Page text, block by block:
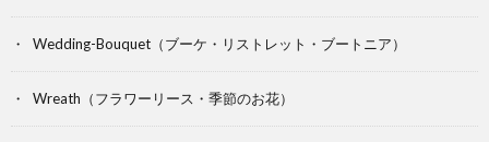
Wedding-Bouquet（ブーケ・リストレット・ブートニア）
Wreath（フラワーリース・季節のお花）